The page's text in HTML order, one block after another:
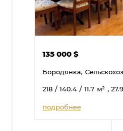
135 000$
Бородянка,
218 / 140.4 / 11.7 м² ,
подробнее